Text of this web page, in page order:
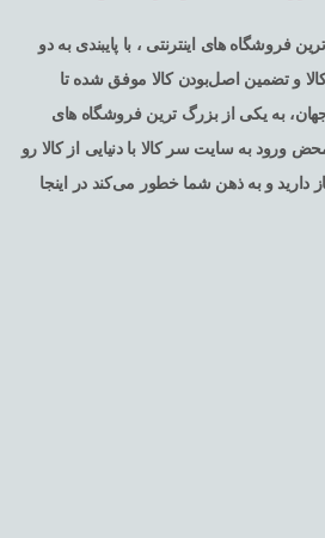
فروشگاه های اینترنتی ، با پایبندی به دو
کالا و تضمین اصل‌بودن کالا موفق شده تا
به یکی از بزرگ ترین فروشگاه های
ورود به سایت سر کالا با دنیایی از کالا رو
دارید و به ذهن شما خطور می‌کند در اینجا